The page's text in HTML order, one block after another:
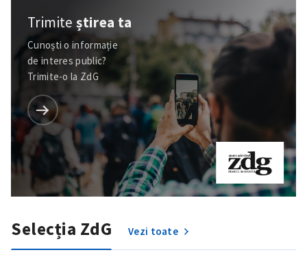
Trimiteștirea ta
Cunoști o informație
de interes public?
Trimite-o la ZdG
Selecția ZdG Vezi toate